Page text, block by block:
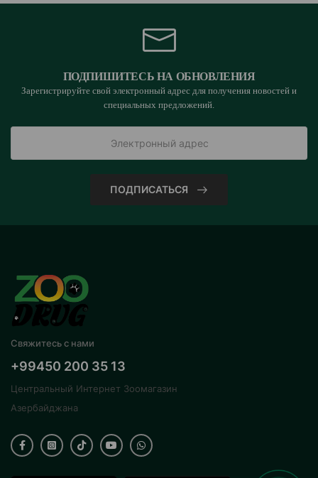
ПОДПИШИТЕСЬ НА ОБНОВЛЕНИЯ
Зарегистрируйте свой электронный адрес для получения новостей и
специальных предложений.
ПОДПИСАТЬСЯ
Свяжитесь с нами
+99450 200 35 13
Центральный Интернет Зоомагазин
Азербайджана